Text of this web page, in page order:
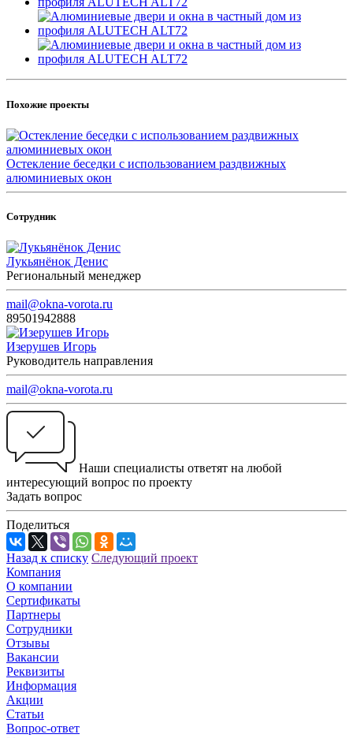
Похожие проекты
Остекление беседки с использованием раздвижных
алюминиевых окон
Сотрудник
Лукьянёнок Денис
Региональный менеджер
mail@okna-vorota.ru
89501942888
Изерушев Игорь
Руководитель направления
mail@okna-vorota.ru
Наши специалисты ответят на любой
интересующий вопрос по проекту
Задать вопрос
Поделиться
Назад к списку Следующий проект
Компания
О компании
Сертификаты
Партнеры
Сотрудники
Отзывы
Вакансии
Реквизиты
Информация
Акции
Статьи
Вопрос-ответ